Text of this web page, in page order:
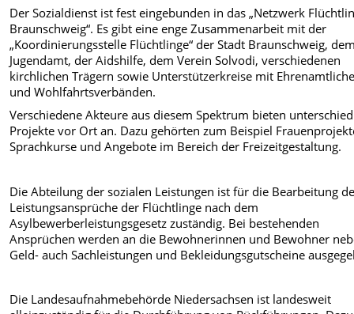
Der Sozialdienst ist fest eingebunden in das „Netzwerk
Braunschweig“. Es gibt eine enge Zusammenarbeit mit der
„Koordinierungsstelle Flüchtlinge“ der Stadt Braunschweig,
Jugendamt, der Aidshilfe, dem Verein Solvodi, verschiedenen
kirchlichen Trägern sowie Unterstützerkreise mit
und Wohlfahrtsverbänden.
Verschiedene Akteure aus diesem Spektrum bieten
Projekte vor Ort an. Dazu gehörten zum Beispiel
Sprachkurse und Angebote im Bereich der Freizeitgestaltung.
Die Abteilung der sozialen Leistungen ist für die Bearbeitung
Leistungsansprüche der Flüchtlinge nach dem
Asylbewerberleistungsgesetz zuständig. Bei bestehenden
Ansprüchen werden an die Bewohnerinnen und Bewohner
Geld- auch Sachleistungen und Bekleidungsgutscheine
Die Landesaufnahmebehörde Niedersachsen ist landesweit